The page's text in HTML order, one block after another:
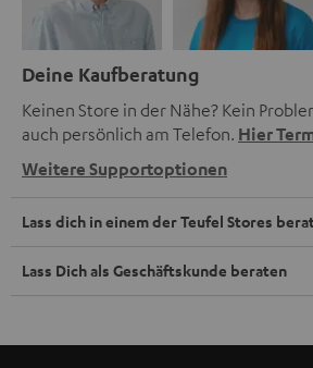
Deine Kaufberatung
Keinen Store in der Nähe? Kein
auch persönlich am Telefon. Hier
Weitere Supportoptionen
Lass dich in einem der Teufel Stores
Lass Dich als Geschäftskunde beraten